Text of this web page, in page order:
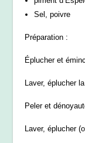
Sel, poivre
Préparation :
Éplucher et
Laver, éplucher
Peler et
Laver, éplucher